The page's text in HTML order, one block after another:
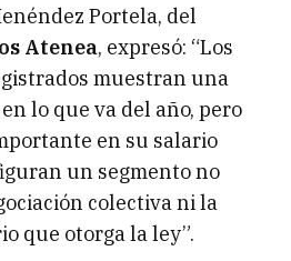
Portela, del
Atenea, expresó: “Los
muestran una
lo que va del año, pero
en su salario
un segmento no
colectiva ni la
que otorga la ley”.